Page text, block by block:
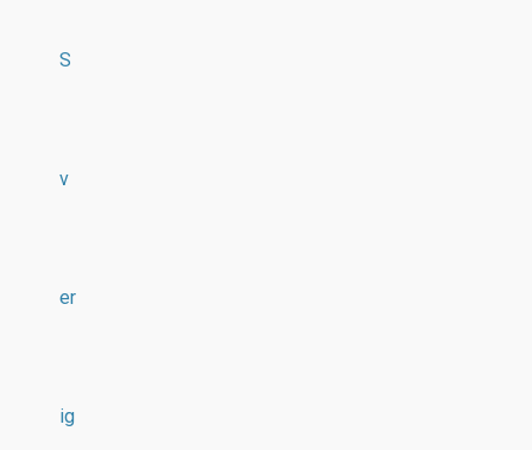
S
v
er
ig